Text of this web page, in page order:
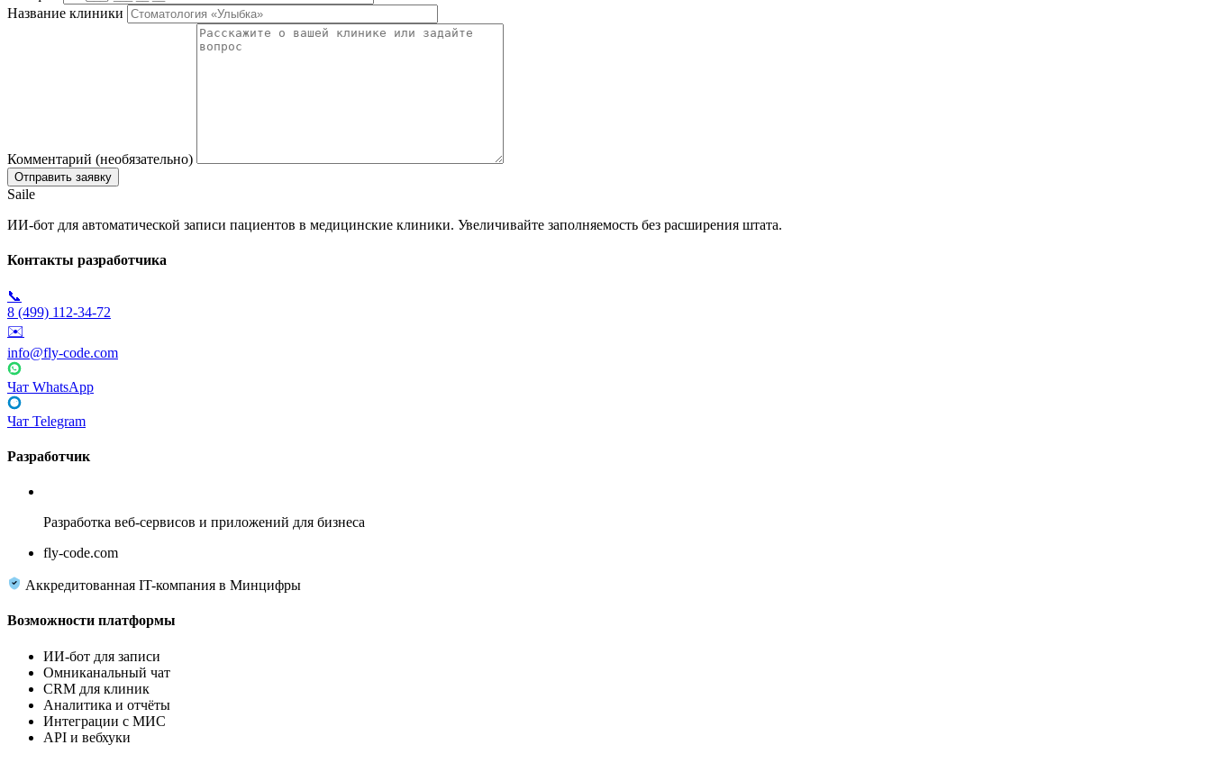
Название клиники
Комментарий (необязательно)
Saile
ИИ-бот для автоматической записи пациентов в медицинские клиники. Увеличивайте заполняемость без расширения штата.
Контакты разработчика
📞
8 (499) 112-34-72
✉️
info@fly-code.com
Чат WhatsApp
Чат Telegram
Разработчик
Разработка веб-сервисов и приложений для бизнеса
fly-code.com
Аккредитованная IT-компания в Минцифры
Возможности платформы
ИИ-бот для записи
Омниканальный чат
CRM для клиник
Аналитика и отчёты
Интеграции с МИС
API и вебхуки